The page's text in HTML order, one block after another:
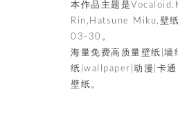
本作品主题是
Rin,Hatsune Miku,壁
03-30。
海量免费高质量壁纸|墙
纸|wallpaper|动漫|卡
壁纸。